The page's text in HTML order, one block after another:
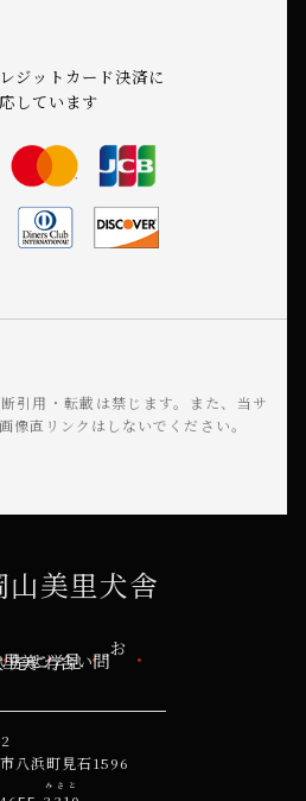
ジットカード決済に
しています
引用・転載は禁じます。 また、当サ
像直リンクはしないでください。
山美里犬舎
お問い合わせ先
八浜町見石1596
みさと